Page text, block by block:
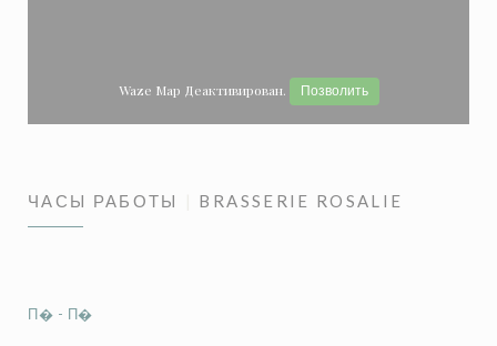
Waze Map Деактивирован. Позволить
ЧАСЫ РАБОТЫ BRASSERIE ROSALIE
П� - П�